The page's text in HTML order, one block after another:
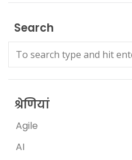
Search
श्रेणियां
Agile
AI